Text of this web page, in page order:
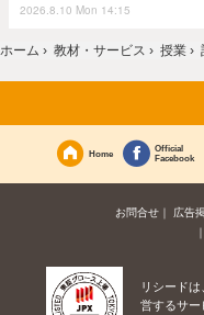
2026.8.10 Mon 14:15
ホーム › 教材・サービス › 授業 ›
Home
Official
Facebook
お問合せ 広告
リシード
営するサー